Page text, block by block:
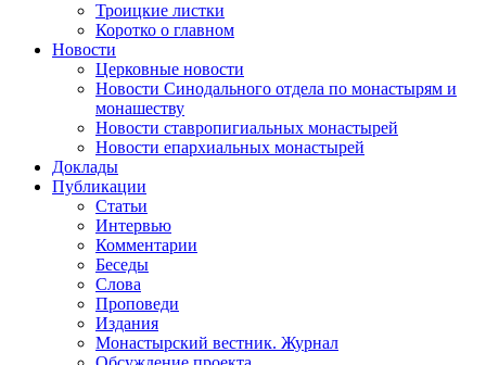
Троицкие листки
Коротко о главном
Новости
Церковные новости
Новости Синодального отдела по монастырям и
монашеству
Новости ставропигиальных монастырей
Новости епархиальных монастырей
Доклады
Публикации
Статьи
Интервью
Комментарии
Беседы
Слова
Проповеди
Издания
Монастырский вестник. Журнал